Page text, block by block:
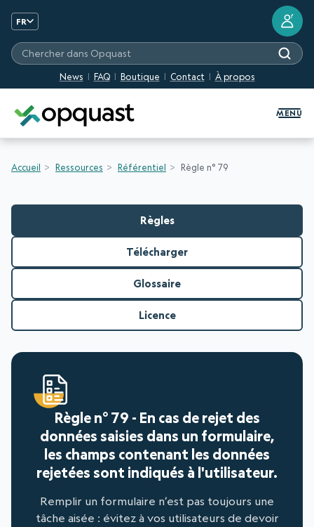
FR
News FAQ Boutique Contact À propos
Chercher dans Opquast
?
MENU
Accueil Ressources Référentiel Règle n° 79
Règles
Télécharger
Glossaire
Licence
Règle n° 79 - En cas de rejet des
données saisies dans un formulaire,
les champs contenant les données
rejetées sont indiqués à l'utilisateur.
Remplir un formulaire n’est pas toujours une
tâche aisée : évitez à vos utilisateurs de devoir